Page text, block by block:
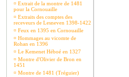
¤ Extrait de la montre de 1481
pour la Cornouaille
¤ Extraits des comptes des
receveurs de Lesneven 1398-1422
¤ Feux en 1395 en Cornouaille
¤ Hommages au vicomte de
Rohan en 1396
¤ Le Kemenet Héboé en 1327
¤ Montre d'Olivier de Bron en
1451
¤ Montre de 1481 (Tréguier)